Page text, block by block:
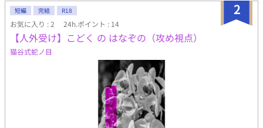
2
短編 完結 R18
お気に入り : 2 24h.ポイント : 14
【人外受け】こどく の はなぞの（攻め視点）
猫谷式蛇ノ目